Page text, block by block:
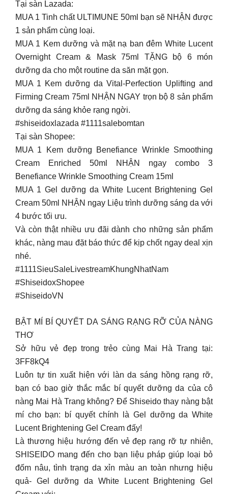
Tại sàn Lazada:
MUA 1 Tinh chất ULTIMUNE 50ml bạn sẽ NHẬN được
1 sản phẩm cùng loại.
MUA 1 Kem dưỡng và mặt nạ ban đêm White Lucent
Overnight Cream & Mask 75ml TẶNG bộ 6 món
dưỡng da cho một routine da săn mặt gọn.
MUA 1 Kem dưỡng da Vital-Perfection Uplifting and
Firming Cream 75ml NHẬN NGAY trọn bộ 8 sản phẩm
dưỡng da sáng khỏe rạng ngời.
#shiseidoxlazada #1111salebomtan
Tại sàn Shopee:
MUA 1 Kem dưỡng Benefiance Wrinkle Smoothing
Cream Enriched 50ml NHẬN ngay combo 3
Benefiance Wrinkle Smoothing Cream 15ml
MUA 1 Gel dưỡng da White Lucent Brightening Gel
Cream 50ml NHẬN ngay Liệu trình dưỡng sáng da với
4 bước tối ưu.
Và còn thật nhiều ưu đãi dành cho những sản phẩm
khác, nàng mau đặt báo thức để kịp chốt ngay deal xịn
nhé.
#1111SieuSaleLivestreamKhungNhatNam
#ShiseidoxShopee
#ShiseidoVN
BẬT MÍ BÍ QUYẾT DA SÁNG RẠNG RỠ CỦA NÀNG
THƠ
Sở hữu vẻ đẹp trong trẻo cùng Mai Hà Trang tại:
3FF8kQ4
Luôn tự tin xuất hiện với làn da sáng hồng rạng rỡ,
bạn có bao giờ thắc mắc bí quyết dưỡng da của cô
nàng Mai Hà Trang không? Để Shiseido thay nàng bật
mí cho bạn: bí quyết chính là Gel dưỡng da White
Lucent Brightening Gel Cream đấy!
Là thương hiệu hướng đến vẻ đẹp rạng rỡ tự nhiên,
SHISEIDO mang đến cho bạn liệu pháp giúp loại bỏ
đốm nâu, tình trạng da xỉn màu an toàn nhưng hiệu
quả- Gel dưỡng da White Lucent Brightening Gel